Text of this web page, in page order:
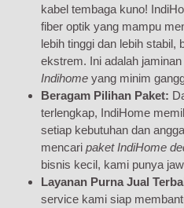
kabel tembaga kuno!
fiber optik yang mampu
lebih tinggi dan lebih stabil,
ekstrem. Ini adalah
Indihome yang minim
Beragam Pilihan Paket:
terlengkap, IndiHome
setiap kebutuhan dan
mencari paket IndiHome
bisnis kecil, kami punya
Layanan Purna Jual
service kami siap